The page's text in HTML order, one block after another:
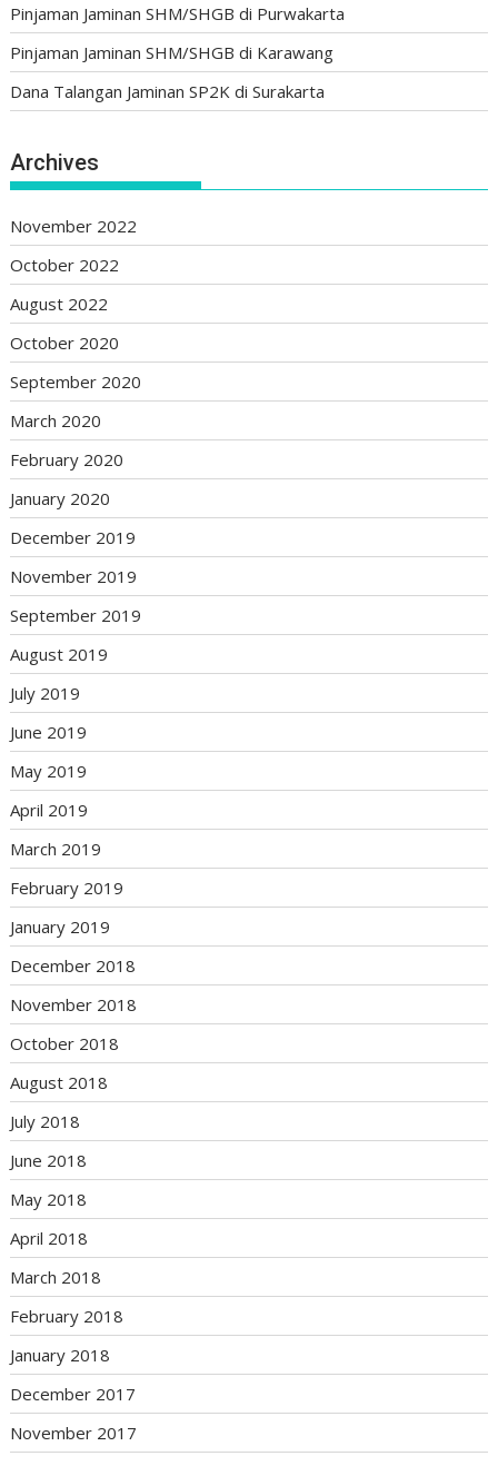
Pinjaman Jaminan SHM/SHGB di Purwakarta
Pinjaman Jaminan SHM/SHGB di Karawang
Dana Talangan Jaminan SP2K di Surakarta
Archives
November 2022
October 2022
August 2022
October 2020
September 2020
March 2020
February 2020
January 2020
December 2019
November 2019
September 2019
August 2019
July 2019
June 2019
May 2019
April 2019
March 2019
February 2019
January 2019
December 2018
November 2018
October 2018
August 2018
July 2018
June 2018
May 2018
April 2018
March 2018
February 2018
January 2018
December 2017
November 2017